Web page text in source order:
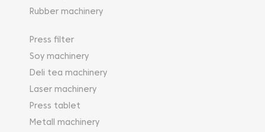
Rubber machinery
Press filter
Soy machinery
Deli tea machinery
Laser machinery
Press tablet
Metall machinery